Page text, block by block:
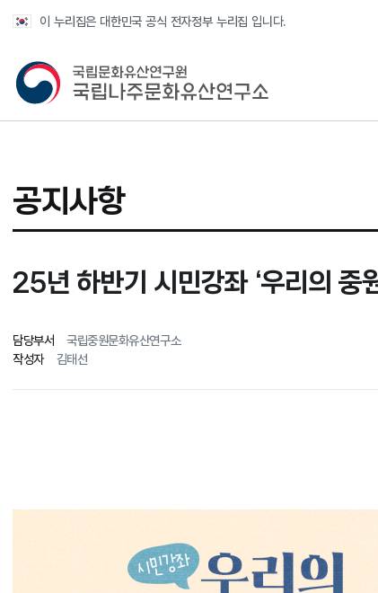
이 누리집은 대한민국 공식 전자정부 누리집 입니다.
국가유산청 국립나주문화유산연구소
공지사항
25년 하반기 시민강좌 ‘우리의 중
담당부서 국립중원문화유산연구소
작성자
김태선